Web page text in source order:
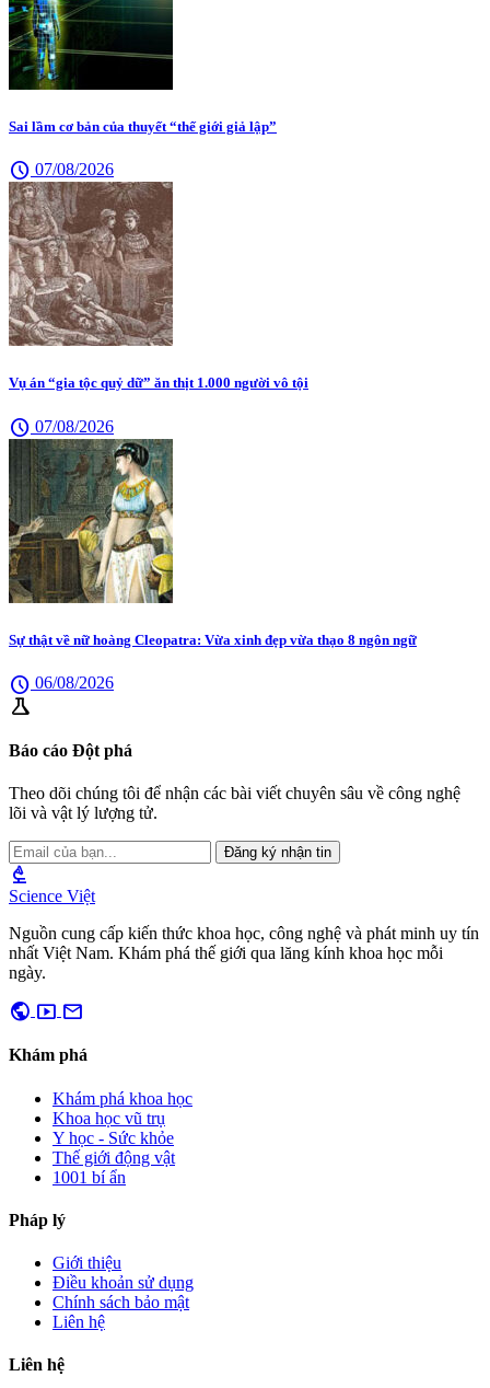
Sai lầm cơ bản của thuyết “thế giới giả lập”
schedule 07/08/2026
Vụ án “gia tộc quỷ dữ” ăn thịt 1.000 người vô tội
schedule 07/08/2026
Sự thật về nữ hoàng Cleopatra: Vừa xinh đẹp vừa thạo 8 ngôn ngữ
schedule 06/08/2026
science
Báo cáo Đột phá
Theo dõi chúng tôi để nhận các bài viết chuyên sâu về công nghệ
lõi và vật lý lượng tử.
Đăng ký nhận tin
biotech
Science Việt
Nguồn cung cấp kiến thức khoa học, công nghệ và phát minh uy tín
nhất Việt Nam. Khám phá thế giới qua lăng kính khoa học mỗi
ngày.
public smart_display mail
Khám phá
Khám phá khoa học
Khoa học vũ trụ
Y học - Sức khỏe
Thế giới động vật
1001 bí ẩn
Pháp lý
Giới thiệu
Điều khoản sử dụng
Chính sách bảo mật
Liên hệ
Liên hệ